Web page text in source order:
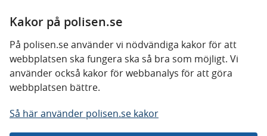
Kakor på polisen.se
På polisen.se använder vi nödvändiga kakor för att
webbplatsen ska fungera ska så bra som möjligt. Vi
använder också kakor för webbanalys för att göra
webbplatsen bättre.
Så här använder polisen.se kakor